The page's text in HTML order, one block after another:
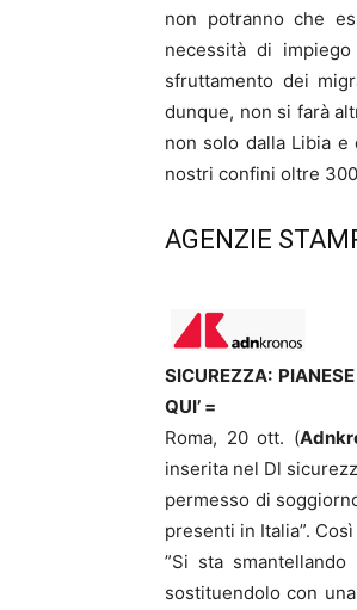
non potranno che
necessità di
sfruttamento dei
dunque, non si farà
non solo dalla Libia e
nostri confini oltre
AGENZIE
SICUREZZA:
QUI’ =
Roma, 20 ott. (
inserita nel Dl
permesso di
presenti in Italia”.
”Si sta
sostituendolo con